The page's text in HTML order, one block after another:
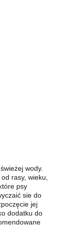
wody.
rasy, wieku,
psy
sie do
jej
dodatku do